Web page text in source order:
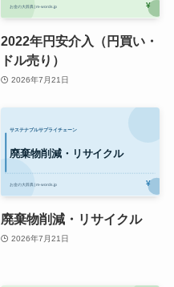
2022年円安介入（円買い・
ドル売り）
2026年7月21日
廃棄物削減・リサイクル
2026年7月21日